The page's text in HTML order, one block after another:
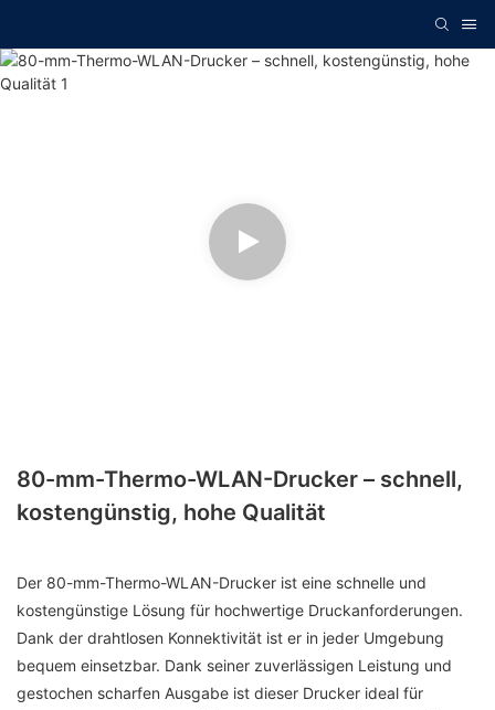
80-mm-Thermo-WLAN-Drucker – schnell,
kostengünstig, hohe Qualität
Der 80-mm-Thermo-WLAN-Drucker ist eine schnelle und
kostengünstige Lösung für hochwertige Druckanforderungen.
Dank der drahtlosen Konnektivität ist er in jeder Umgebung
bequem einsetzbar. Dank seiner zuverlässigen Leistung und
gestochen scharfen Ausgabe ist dieser Drucker ideal für